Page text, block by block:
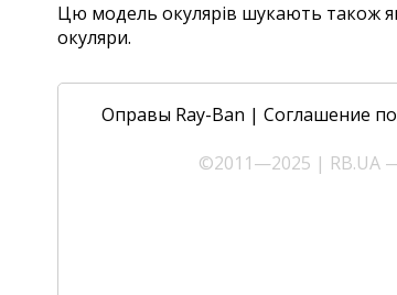
Цю модель окулярів шукають також як
окуляри.
Оправы Ray-Ban | Соглашение
©2011—2025 | RB.UA